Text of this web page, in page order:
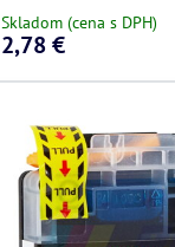
Skladom (cena s DPH)
2,78 €